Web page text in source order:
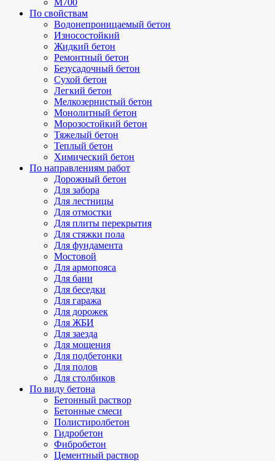
М700
По свойствам
Водонепроницаемый бетон
Износостойкий
Жидкий бетон
Ремонтный бетон
Безусадочный бетон
Сухой бетон
Легкий бетон
Мелкозернистый бетон
Монолитный бетон
Морозостойкий бетон
Тяжелый бетон
Теплый бетон
Химический бетон
По направлениям работ
Дорожный бетон
Для забора
Для лестницы
Для отмостки
Для плиты перекрытия
Для стяжки пола
Для фундамента
Мостовой
Для армопояса
Для бани
Для беседки
Для гаража
Для дорожек
Для ЖБИ
Для заезда
Для мощения
Для подбетонки
Для полов
Для столбиков
По виду бетона
Бетонный раствор
Бетонные смеси
Полистиролбетон
Гидробетон
Фибробетон
Цементный раствор